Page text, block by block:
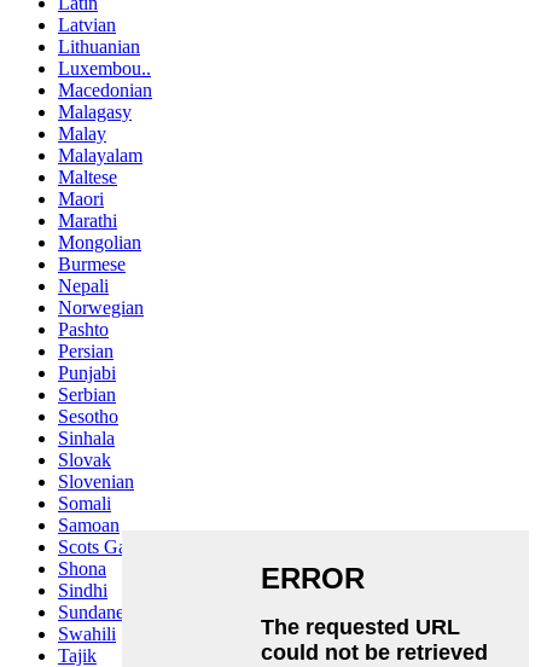
Latvian
Lithuanian
Luxembou..
Macedonian
Malagasy
Malay
Malayalam
Maltese
Maori
Marathi
Mongolian
Burmese
Nepali
Norwegian
Pashto
Persian
Punjabi
Serbian
Sesotho
Sinhala
Slovak
Slovenian
Somali
Samoan
Scots Gaelic
Shona
Sindhi
Sundanese
Swahili
Tajik